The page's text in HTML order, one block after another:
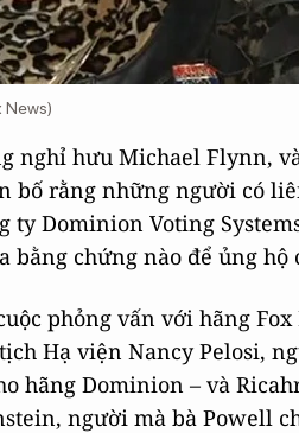
News)
nghỉ hưu Michael Flynn,
bố rằng những người có
ty Dominion Voting
chứng nào để ủng hộ
phỏng vấn với hãng Fox
Hạ viện Nancy Pelosi,
hãng Dominion – và
người mà bà Powell